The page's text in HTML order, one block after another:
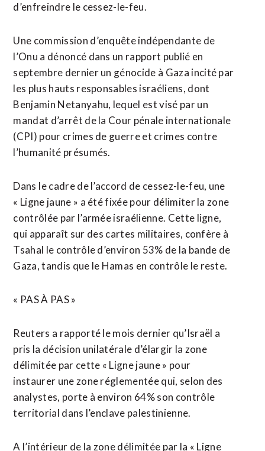
d’enfreindre le cessez-le-feu.
Une commission d’enquête indépendante de
l’Onu a dénoncé dans un rapport publié en
septembre dernier un génocide à Gaza incité par
les plus hauts responsables israéliens, dont
Benjamin Netanyahu, lequel est visé par un
mandat d’arrêt de la Cour pénale internationale
(CPI) pour crimes de guerre et crimes contre
l’humanité présumés.
Dans ⁠le cadre de l’accord de cessez-le-feu, une
« Ligne jaune » a été fixée pour délimiter la zone
contrôlée par l’armée israélienne. Cette ligne,
qui apparaît sur ⁠des cartes militaires, confère à
Tsahal le contrôle d’environ 53% de la bande de
Gaza, tandis que le Hamas en contrôle le reste.
« PAS À PAS »
Reuters a rapporté le mois dernier qu’Israël a
pris la décision unilatérale d’élargir la zone
délimitée par cette « Ligne jaune » pour
instaurer une zone réglementée qui, selon des
analystes, porte à environ 64% son contrôle
territorial dans l’enclave palestinienne.
A l’intérieur de la zone délimitée par la « Ligne